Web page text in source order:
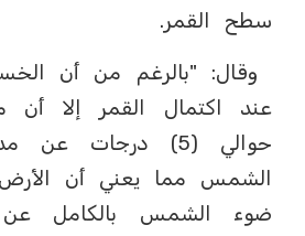
سطح القمر.
وقال: "بالرغم من أن
عند اكتمال القمر إلا أن
حوالي (5) درجات
الشمس مما يعني أن
ضوء الشمس بالكامل عن